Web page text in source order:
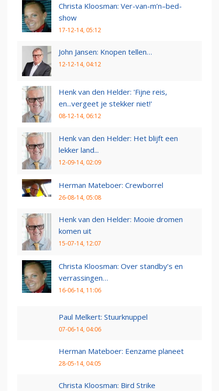
Christa Kloosman: Ver-van-m’n–bed-
show
17-12-14, 05:12
John Jansen: Knopen tellen…
12-12-14, 04:12
Henk van den Helder: 'Fijne reis,
en...vergeet je stekker niet!'
08-12-14, 06:12
Henk van den Helder: Het blijft een
lekker land...
12-09-14, 02:09
Herman Mateboer: Crewborrel
26-08-14, 05:08
Henk van den Helder: Mooie dromen
komen uit
15-07-14, 12:07
Christa Kloosman: Over standby’s en
verrassingen…
16-06-14, 11:06
Paul Melkert: Stuurknuppel
07-06-14, 04:06
Herman Mateboer: Eenzame planeet
28-05-14, 04:05
Christa Kloosman: Bird Strike